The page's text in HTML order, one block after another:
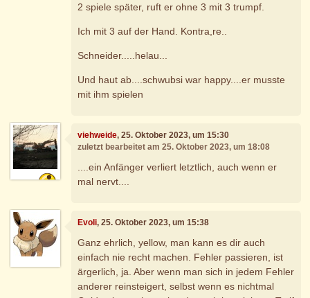
2 spiele später, ruft er ohne 3 mit 3 trumpf.
Ich mit 3 auf der Hand. Kontra,re..
Schneider.....helau...
Und haut ab....schwubsi war happy....er musste
mit ihm spielen
viehweide, 25. Oktober 2023, um 15:30
zuletzt bearbeitet am 25. Oktober 2023, um 18:08
....ein Anfänger verliert letztlich, auch wenn er
mal nervt....
Evoli, 25. Oktober 2023, um 15:38
Ganz ehrlich, yellow, man kann es dir auch
einfach nie recht machen. Fehler passieren, ist
ärgerlich, ja. Aber wenn man sich in jedem Fehler
anderer reinsteigert, selbst wenn es nichtmal